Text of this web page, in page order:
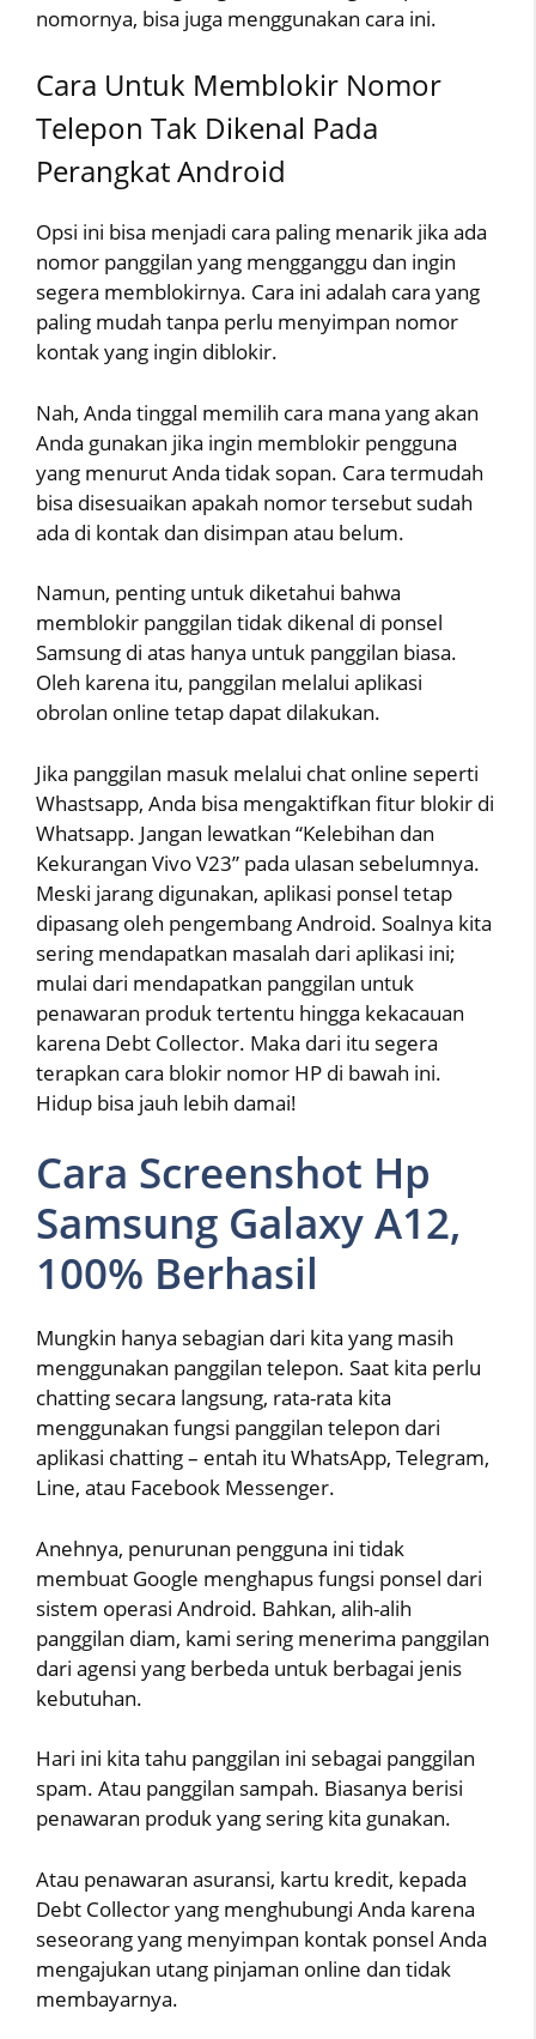
nomornya, bisa juga menggunakan cara ini.
Cara Untuk Memblokir Nomor
Telepon Tak Dikenal Pada
Perangkat Android
Opsi ini bisa menjadi cara paling menarik jika ada
nomor panggilan yang mengganggu dan ingin
segera memblokirnya. Cara ini adalah cara yang
paling mudah tanpa perlu menyimpan nomor
kontak yang ingin diblokir.
Nah, Anda tinggal memilih cara mana yang akan
Anda gunakan jika ingin memblokir pengguna
yang menurut Anda tidak sopan. Cara termudah
bisa disesuaikan apakah nomor tersebut sudah
ada di kontak dan disimpan atau belum.
Namun, penting untuk diketahui bahwa
memblokir panggilan tidak dikenal di ponsel
Samsung di atas hanya untuk panggilan biasa.
Oleh karena itu, panggilan melalui aplikasi
obrolan online tetap dapat dilakukan.
Jika panggilan masuk melalui chat online seperti
Whastsapp, Anda bisa mengaktifkan fitur blokir di
Whatsapp. Jangan lewatkan “Kelebihan dan
Kekurangan Vivo V23” pada ulasan sebelumnya.
Meski jarang digunakan, aplikasi ponsel tetap
dipasang oleh pengembang Android. Soalnya kita
sering mendapatkan masalah dari aplikasi ini;
mulai dari mendapatkan panggilan untuk
penawaran produk tertentu hingga kekacauan
karena Debt Collector. Maka dari itu segera
terapkan cara blokir nomor HP di bawah ini.
Hidup bisa jauh lebih damai!
Cara Screenshot Hp
Samsung Galaxy A12,
100% Berhasil
Mungkin hanya sebagian dari kita yang masih
menggunakan panggilan telepon. Saat kita perlu
chatting secara langsung, rata-rata kita
menggunakan fungsi panggilan telepon dari
aplikasi chatting – entah itu WhatsApp, Telegram,
Line, atau Facebook Messenger.
Anehnya, penurunan pengguna ini tidak
membuat Google menghapus fungsi ponsel dari
sistem operasi Android. Bahkan, alih-alih
panggilan diam, kami sering menerima panggilan
dari agensi yang berbeda untuk berbagai jenis
kebutuhan.
Hari ini kita tahu panggilan ini sebagai panggilan
spam. Atau panggilan sampah. Biasanya berisi
penawaran produk yang sering kita gunakan.
Atau penawaran asuransi, kartu kredit, kepada
Debt Collector yang menghubungi Anda karena
seseorang yang menyimpan kontak ponsel Anda
mengajukan utang pinjaman online dan tidak
membayarnya.